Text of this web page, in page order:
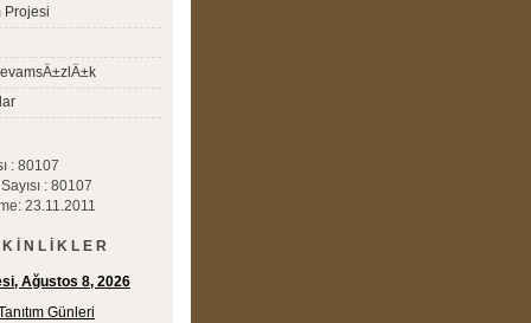
Projesi
: 80107
: 80107
23.11.2011
K İ N L İ K L E R